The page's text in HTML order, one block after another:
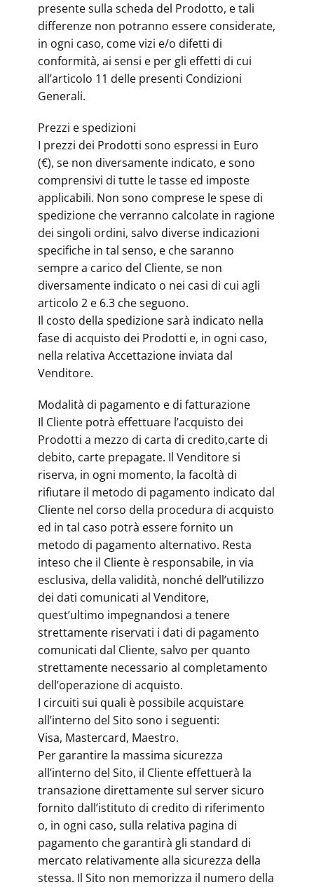
presente sulla scheda del Prodotto, e tali
differenze non potranno essere considerate,
in ogni caso, come vizi e/o difetti di
conformità, ai sensi e per gli effetti di cui
all’articolo 11 delle presenti Condizioni
Generali.
Prezzi e spedizioni
I prezzi dei Prodotti sono espressi in Euro
(€), se non diversamente indicato, e sono
comprensivi di tutte le tasse ed imposte
applicabili. Non sono comprese le spese di
spedizione che verranno calcolate in ragione
dei singoli ordini, salvo diverse indicazioni
specifiche in tal senso, e che saranno
sempre a carico del Cliente, se non
diversamente indicato o nei casi di cui agli
articolo 2 e 6.3 che seguono.
Il costo della spedizione sarà indicato nella
fase di acquisto dei Prodotti e, in ogni caso,
nella relativa Accettazione inviata dal
Venditore.
Modalità di pagamento e di fatturazione
Il Cliente potrà effettuare l’acquisto dei
Prodotti a mezzo di carta di credito,carte di
debito, carte prepagate. Il Venditore si
riserva, in ogni momento, la facoltà di
rifiutare il metodo di pagamento indicato dal
Cliente nel corso della procedura di acquisto
ed in tal caso potrà essere fornito un
metodo di pagamento alternativo. Resta
inteso che il Cliente è responsabile, in via
esclusiva, della validità, nonché dell’utilizzo
dei dati comunicati al Venditore,
quest’ultimo impegnandosi a tenere
strettamente riservati i dati di pagamento
comunicati dal Cliente, salvo per quanto
strettamente necessario al completamento
dell’operazione di acquisto.
I circuiti sui quali è possibile acquistare
all’interno del Sito sono i seguenti:
Visa, Mastercard, Maestro.
Per garantire la massima sicurezza
all’interno del Sito, il Cliente effettuerà la
transazione direttamente sul server sicuro
fornito dall’istituto di credito di riferimento
o, in ogni caso, sulla relativa pagina di
pagamento che garantirà gli standard di
mercato relativamente alla sicurezza della
stessa. Il Sito non memorizza il numero della